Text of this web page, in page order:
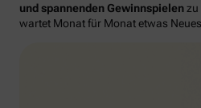
und spannenden Gewinnspielenzu
wartet Monat für Monat etwas